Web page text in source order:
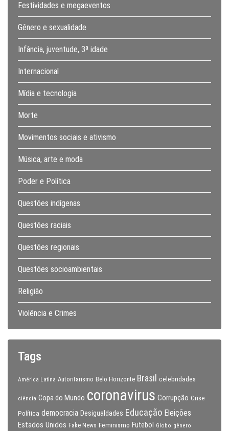
Festividades e megaeventos
Gênero e sexualidade
Infância, juventude, 3ª idade
Internacional
Mídia e tecnologia
Morte
Movimentos sociais e ativismo
Música, arte e moda
Poder e Política
Questões indígenas
Questões raciais
Questões regionais
Questões socioambientais
Religião
Violência e Crimes
Tags
América Latina Autoritarismo Belo Horizonte Brasil celebridades
ciência Copa do Mundo coronavirus Corrupção Crise
Política democracia Desigualdades Educação Eleições
Estados Unidos Fake News Feminismo Futebol Globo gênero